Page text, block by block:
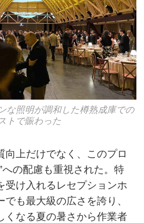
な照明が調和した樽熟成庫での
トで賑わった
向上だけでなく、このプロ
への配慮も重視された。特
受け入れるレセプションホ
も最大級の広さを誇り、
くなる夏の暑さから作業者